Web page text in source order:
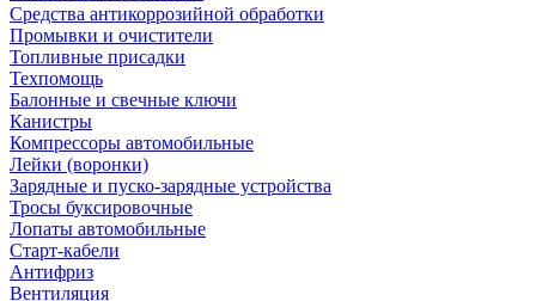
Средства антикоррозийной обработки
Промывки и очистители
Топливные присадки
Техпомощь
Балонные и свечные ключи
Канистры
Компрессоры автомобильные
Лейки (воронки)
Зарядные и пуско-зарядные устройства
Тросы буксировочные
Лопаты автомобильные
Старт-кабели
Антифриз
Вентиляция